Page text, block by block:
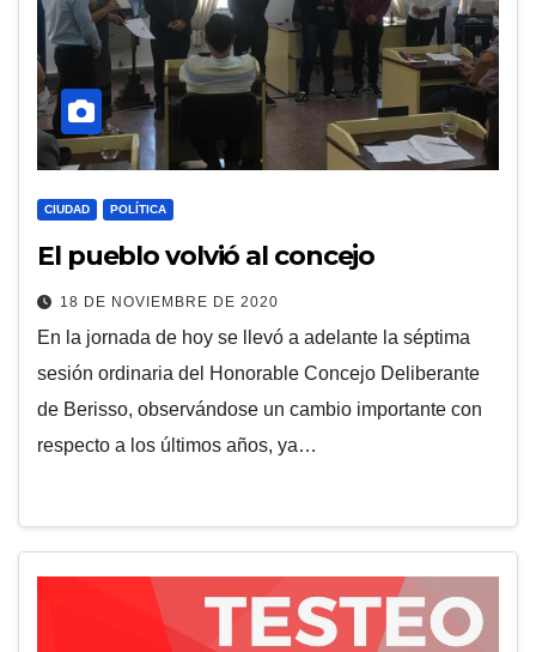
CIUDAD POLÍTICA
El pueblo volvió al concejo
18 DE NOVIEMBRE DE 2020
En la jornada de hoy se llevó a adelante la séptima
sesión ordinaria del Honorable Concejo Deliberante
de Berisso, observándose un cambio importante con
respecto a los últimos años, ya…